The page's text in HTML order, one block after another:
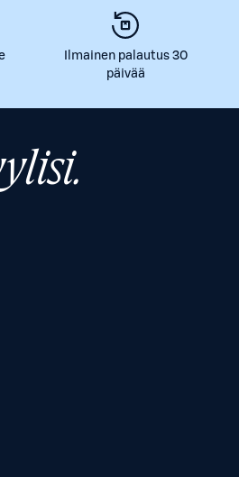
Ilmainen palautus 30
päivää